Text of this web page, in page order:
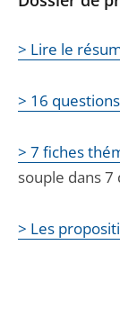
> Lire le
> 16
> 7 fiches
souple dans
> Les